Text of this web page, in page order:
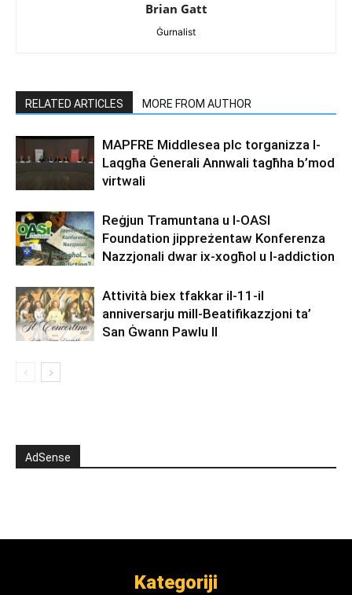
Brian Gatt
Ġurnalist
RELATED ARTICLES MORE FROM AUTHOR
MAPFRE Middlesea plc torganizza l-
Laqgħa Ġenerali Annwali tagħha b’mod
virtwali
Reġjun Tramuntana u l-OASI
Foundation jippreżentaw Konferenza
Nazzjonali dwar ix-xogħol u l-addiction
Attività biex tfakkar il-11-il
anniversarju mill-Beatifikazzjoni ta’
San Ġwann Pawlu II
AdSense
Kategoriji